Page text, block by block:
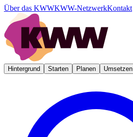
Über das KWWKWW-NetzwerkKontakt
Hintergrund Starten Planen Umsetzen